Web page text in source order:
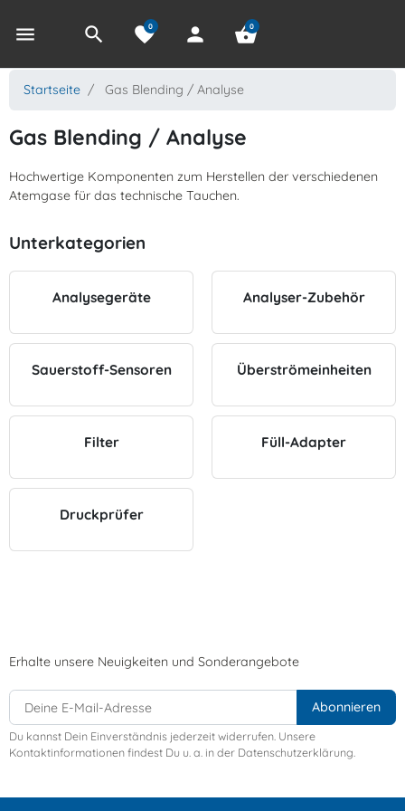
menu search favorite
0 person shopping_basket
0
Startseite Gas Blending / Analyse
Gas Blending / Analyse
Hochwertige Komponenten zum Herstellen der verschiedenen
Atemgase für das technische Tauchen.
Unterkategorien
Analysegeräte Analyser-Zubehör
Sauerstoff-Sensoren Überströmeinheiten
Filter Füll-Adapter
Druckprüfer
Erhalte unsere Neuigkeiten und Sonderangebote
Du kannst Dein Einverständnis jederzeit widerrufen. Unsere
Kontaktinformationen findest Du u. a. in der Datenschutzerklärung.